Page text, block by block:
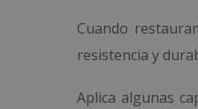
Cuando
resistencia y
Aplica algunas